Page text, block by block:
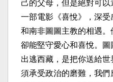
己的父母，但是絕對可
一部電影《喜悅》，深
和南非圖圖主教的相遇。
卻能堅守愛心和喜悅。
出逃西藏，是把你送給
須承受政治的磨難，我